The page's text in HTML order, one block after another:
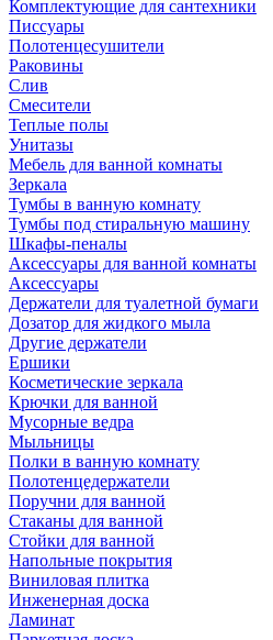
Комплектующие для сантехники
Писсуары
Полотенцесушители
Раковины
Слив
Смесители
Теплые полы
Унитазы
Мебель для ванной комнаты
Зеркала
Тумбы в ванную комнату
Тумбы под стиральную машину
Шкафы-пеналы
Аксессуары для ванной комнаты
Аксессуары
Держатели для туалетной бумаги
Дозатор для жидкого мыла
Другие держатели
Ершики
Косметические зеркала
Крючки для ванной
Мусорные ведра
Мыльницы
Полки в ванную комнату
Полотенцедержатели
Поручни для ванной
Стаканы для ванной
Стойки для ванной
Напольные покрытия
Виниловая плитка
Инженерная доска
Ламинат